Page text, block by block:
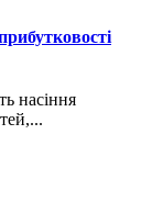
насіння